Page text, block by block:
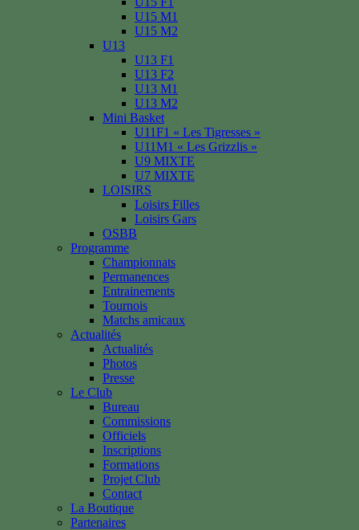
U15 M1
U15 M2
U13
U13 F1
U13 F2
U13 M1
U13 M2
Mini Basket
U11F1 « Les Tigresses »
U11M1 « Les Grizzlis »
U9 MIXTE
U7 MIXTE
LOISIRS
Loisirs Filles
Loisirs Gars
OSBB
Programme
Championnats
Permanences
Entrainements
Tournois
Matchs amicaux
Actualités
Actualités
Photos
Presse
Le Club
Bureau
Commissions
Officiels
Inscriptions
Formations
Projet Club
Contact
La Boutique
Partenaires